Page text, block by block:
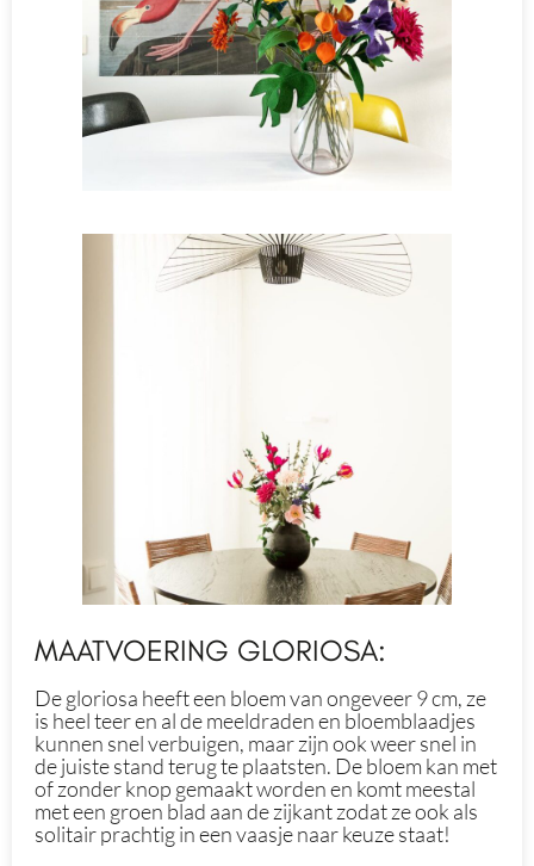
MAATVOERING GLORIOSA:
De gloriosa heeft een bloem van ongeveer 9 cm, ze
is heel teer en al de meeldraden en bloemblaadjes
kunnen snel verbuigen, maar zijn ook weer snel in
de juiste stand terug te plaatsten. De bloem kan met
of zonder knop gemaakt worden en komt meestal
met een groen blad aan de zijkant zodat ze ook als
solitair prachtig in een vaasje naar keuze staat!